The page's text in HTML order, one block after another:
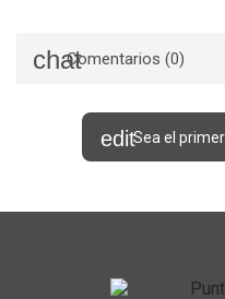
Comentarios (0)
Sea el